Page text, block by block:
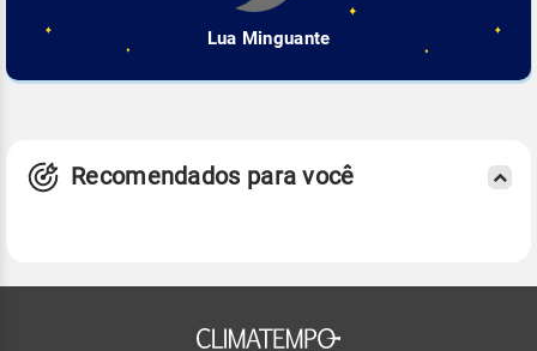
Lua Minguante
Recomendados para você